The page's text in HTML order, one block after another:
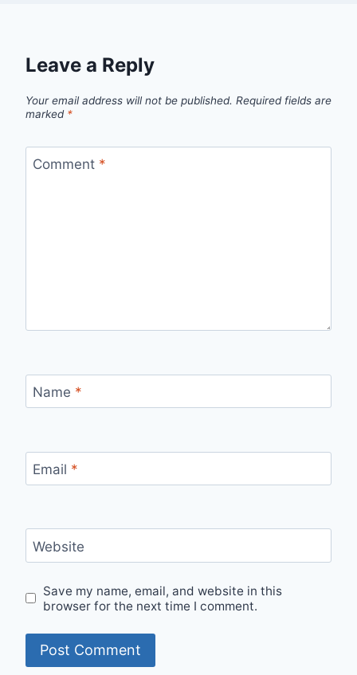
Leave a Reply
Your email address will not be published. Required fields are
marked *
Comment *
Name *
Email *
Website
Save my name, email, and website in this
browser for the next time I comment.